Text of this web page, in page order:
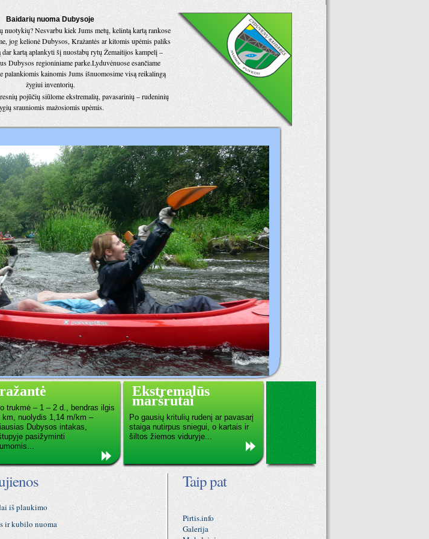
Baidarių nuoma Dubysoje
nuotykių? Nesvarbu kiek Jums metų, kelintą kartą rankose
jog kelionė Dubysos, Kražantės ar kitomis upėmis paliks
kartą aplankyti šį nuostabų rytų Žemaitijos kampelį –
Dubysos regioniniame parke.Lyduvėnuose esančiame
palankiomis kainomis Jums išnuomosime visą reikalingą
žygiui inventorių.
pojūčių siūlome ekstremalių, pavasarinių – rudeninių
srauniomis mažosiomis upėmis.
trukmė – 1 – 2 d., bendras ilgis
km, nuolydis 1,14 m/km –
Dubysos intakas,
pasižyminti
Ekstremalūs
maršrutai
Po gausių kritulių rudenį ar pavasarį
staiga nutirpus sniegui, o kartais ir
šiltos žiemos viduryje...
iš plaukimo
ir kubilo nuoma
Taip pat
Pirtis.info
Galerija